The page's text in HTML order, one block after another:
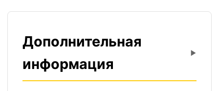
Дополнительная
информация